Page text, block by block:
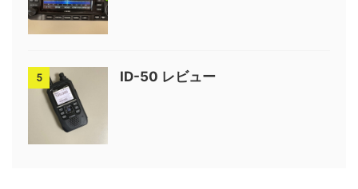
5 ID-50 レビュー